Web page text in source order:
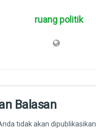
ruang politik
Balasan
tidak akan dipublikasikan.